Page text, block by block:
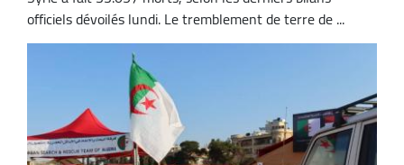
officiels dévoilés lundi. Le tremblement de terre de ...